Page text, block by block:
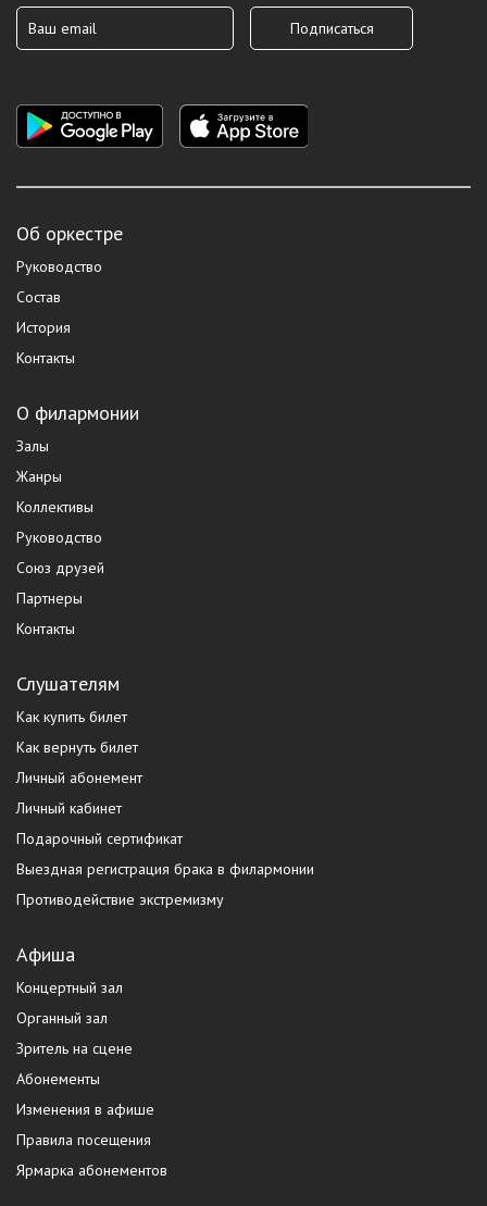
Об оркестре
Руководство
Состав
История
Контакты
О филармонии
Залы
Жанры
Коллективы
Руководство
Союз друзей
Партнеры
Контакты
Слушателям
Как купить билет
Как вернуть билет
Личный абонемент
Личный кабинет
Подарочный сертификат
Выездная регистрация брака в филармонии
Противодействие экстремизму
Афиша
Концертный зал
Органный зал
Зритель на сцене
Абонементы
Изменения в афише
Правила посещения
Ярмарка абонементов